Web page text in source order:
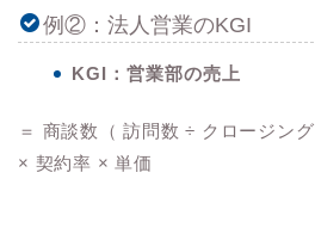
例②：法人営業のKGI
KGI：営業部の売上
＝ 商談数（ 訪問数 ÷ クロージン
× 契約率 × 単価